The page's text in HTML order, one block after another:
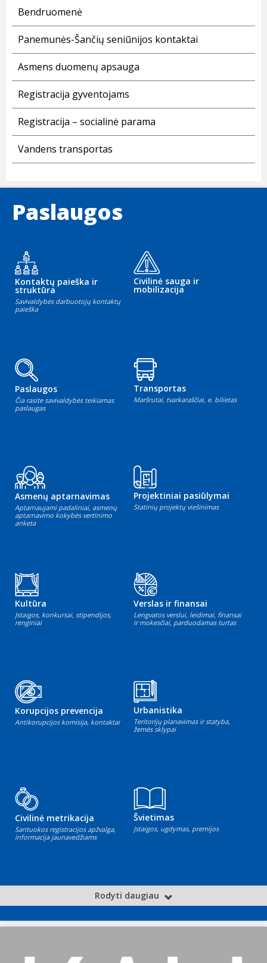
Bendruomenė
Panemunės-Šančių seniūnijos kontaktai
Asmens duomenų apsauga
Registracija gyventojams
Registracija – socialinė parama
Vandens transportas
Paslaugos
Kontaktų paieška ir
struktūra
Savivaldybės darbuotojų kontaktų
paieška
Civilinė sauga ir
mobilizacija
Paslaugos
Čia rasite savivaldybės teikiamas
paslaugas
Transportas
Maršrutai, tvarkaraščiai, e. bilietas
Asmenų aptarnavimas
Aptarnaujami padaliniai, asmenų
aptarnavimo kokybės vertinimo
anketa
Projektiniai pasiūlymai
Statinių projektų viešinimas
Kultūra
Įstaigos, konkursai, stipendijos,
renginiai
Verslas ir finansai
Lengvatos verslui, leidimai, finansai
ir mokesčiai, parduodamas turtas
Korupcijos prevencija
Antikorupcijos komisija, kontaktai
Urbanistika
Teritorijų planavimas ir statyba,
žemės sklypai
Civilinė metrikacija
Santuokos registracijos apžvalga,
informacija jaunavedžiams
Švietimas
Įstaigos, ugdymas, premijos
Rodyti daugiau